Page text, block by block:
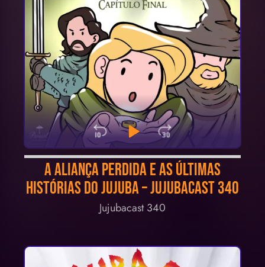
Audio
Player
Skip Backward
Play Pause
Jump
A aliança perdida e as ÚLTIMAS
histórias do Jujuba – Jujubacast 340
Jujubacast 340